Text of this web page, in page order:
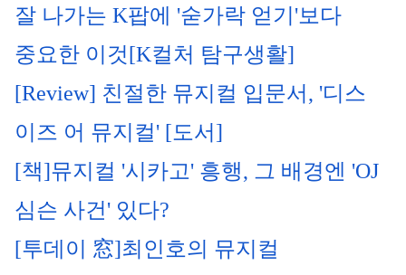
잘 나가는 K팝에 '숟가락 얻기'보다
중요한 이것[K컬처 탐구생활]
[Review] 친절한 뮤지컬 입문서, '디스
이즈 어 뮤지컬' [도서]
[책]뮤지컬 '시카고' 흥행, 그 배경엔 'OJ
심슨 사건' 있다?
[투데이 窓]최인호의 뮤지컬